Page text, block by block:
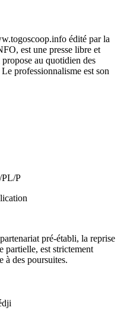
édité par la
est une presse libre et
au quotidien des
professionnalisme est son
PL/P
pré-établi, la reprise
partielle, est strictement
à des poursuites.